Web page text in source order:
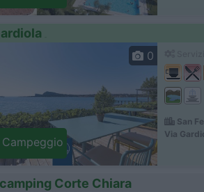
Campeggio
0
San
Via
Corte Chiara